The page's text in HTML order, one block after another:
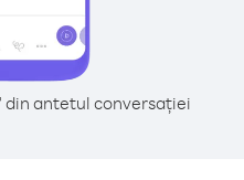
din antetul conversației